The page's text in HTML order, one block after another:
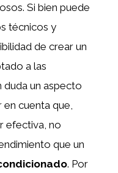
Si bien puede
técnicos y
de crear un
a las
duda un aspecto
cuenta que,
efectiva, no
que un
. Por